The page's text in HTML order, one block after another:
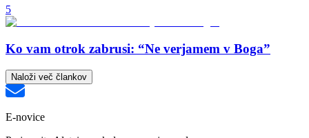
5
Ko vam otrok zabrusi: “Ne verjamem v Boga”
Naloži več člankov
E-novice